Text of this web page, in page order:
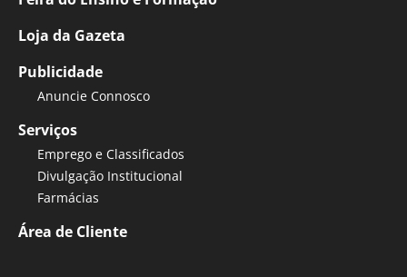
Loja da Gazeta
Publicidade
Anuncie Connosco
Serviços
Emprego e Classificados
Divulgação Institucional
Farmácias
Área de Cliente